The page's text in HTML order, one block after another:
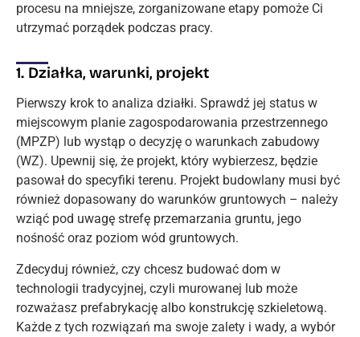
procesu na mniejsze, zorganizowane etapy pomoże Ci
utrzymać porządek podczas pracy.
1. Działka, warunki, projekt
Pierwszy krok to analiza działki. Sprawdź jej status w
miejscowym planie zagospodarowania przestrzennego
(MPZP) lub wystąp o decyzję o warunkach zabudowy
(WZ). Upewnij się, że projekt, który wybierzesz, będzie
pasował do specyfiki terenu. Projekt budowlany musi być
również dopasowany do warunków gruntowych – należy
wziąć pod uwagę strefę przemarzania gruntu, jego
nośność oraz poziom wód gruntowych.
Zdecyduj również, czy chcesz budować dom w
technologii tradycyjnej, czyli murowanej lub może
rozważasz prefabrykację albo konstrukcję szkieletową.
Każde z tych rozwiązań ma swoje zalety i wady, a wybór